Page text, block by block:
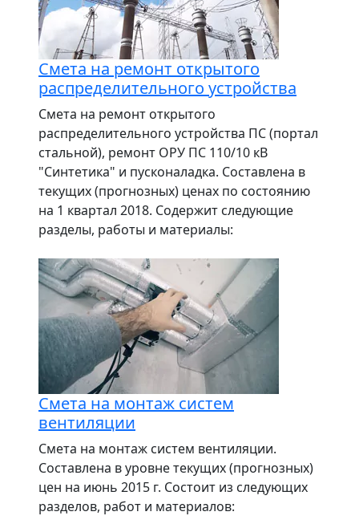
Смета на ремонт открытого
распределительного устройства
Смета на ремонт открытого
распределительного устройства ПС (портал
стальной), ремонт ОРУ ПС 110/10 кВ
"Синтетика" и пусконаладка. Составлена в
текущих (прогнозных) ценах по состоянию
на 1 квартал 2018. Содержит следующие
разделы, работы и материалы:
Смета на монтаж систем
вентиляции
Смета на монтаж систем вентиляции.
Составлена в уровне текущих (прогнозных)
цен на июнь 2015 г. Состоит из следующих
разделов, работ и материалов: